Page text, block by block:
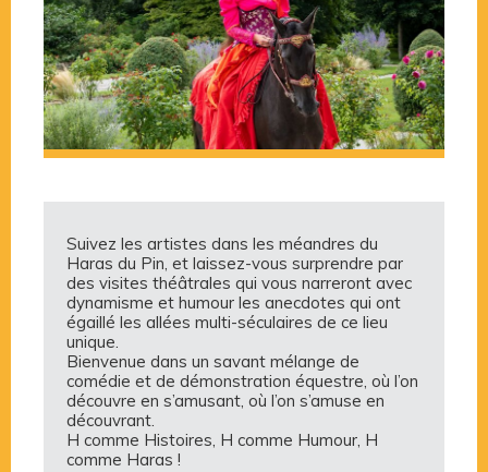
Suivez les artistes dans les méandres du
Haras du Pin, et laissez-vous surprendre par
des visites théâtrales qui vous narreront avec
dynamisme et humour les anecdotes qui ont
égaillé les allées multi-séculaires de ce lieu
unique.
Bienvenue dans un savant mélange de
comédie et de démonstration équestre, où l’on
découvre en s’amusant, où l’on s’amuse en
découvrant.
H comme Histoires, H comme Humour, H
comme Haras !